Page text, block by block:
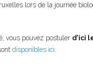
lors de la journée
vous pouvez postuler d’ici
disponibles ici.